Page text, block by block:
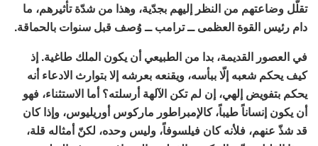
تقلّل وضاعتهم من النظر إليهم بجدّية، وهذا من شدّة تأثيرهم، ما
دام رئيس القوة العظمى ــ ترامب ــ وُصف قبل سنوات بالحماقة.
في العصور القديمة، بدا من الطبيعي أن يكون الملك طاغية. إذ
كيف يحكم شعبه إلّا ببأسه، ويقنعه بعرشه إلا بتوارث الادعاء أنه
يحكم بتفويض إلهي، إن لم تكن الآلهة أرسلته؟ أما الاستثناء، فهو
أن يكون إنساناً طيباً، كالإمبراطور ماركوس أوريليوس، وإذا كان
قد شذّ عنهم، فلأنه كان فيلسوفاً، وليس وحده، لكنّ أمثاله قلة،